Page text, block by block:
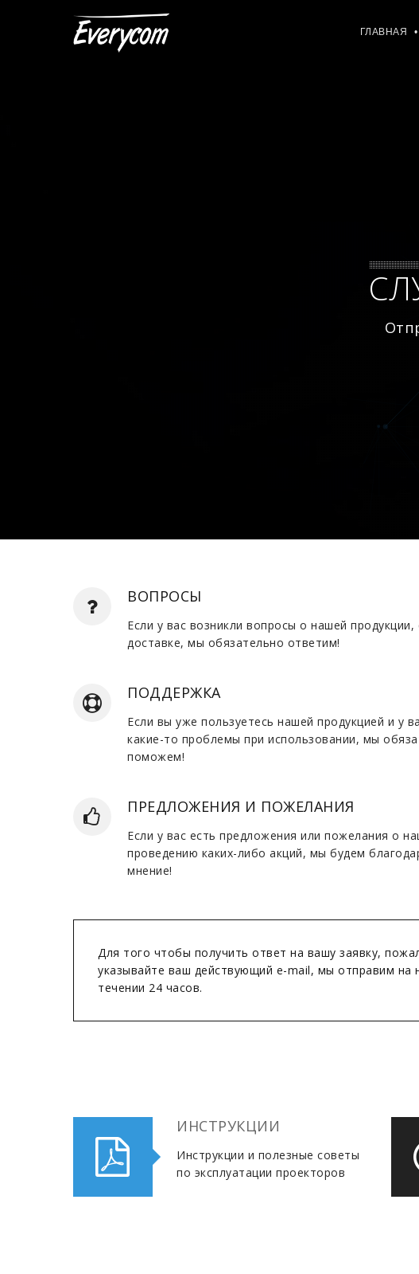
ГЛАВНАЯ
ВОПРОСЫ
Если у вас возникли вопросы о нашей продукции,
доставке, мы обязательно ответим!
ПОДДЕРЖКА
Если вы уже пользуетесь нашей продукцией и у
какие-то проблемы при использовании, мы
поможем!
ПРЕДЛОЖЕНИЯ И ПОЖЕЛАНИЯ
Если у вас есть предложения или пожелания о
проведению каких-либо акций, мы будем
мнение!
Для того чтобы получить ответ на вашу заявку,
указывайте ваш действующий e-mail, мы отправим на
течении 24 часов.
ИНСТРУКЦИИ
Инструкции и полезные советы
по эксплуатации проекторов